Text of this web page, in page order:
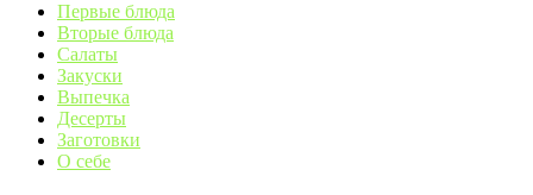
Первые блюда
Вторые блюда
Салаты
Закуски
Выпечка
Десерты
Заготовки
О себе